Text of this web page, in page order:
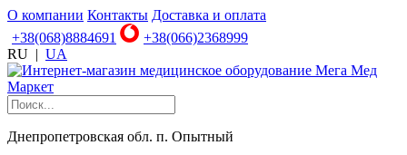
О компании Контакты Доставка и оплата
+38(068)8884691
+38(066)2368999
RU | UA
Днепропетровская обл. п. Опытный